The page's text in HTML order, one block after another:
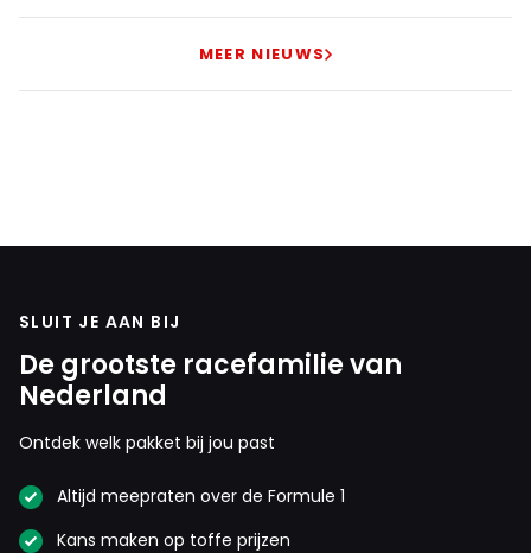
MEER NIEUWS
SLUIT JE AAN BIJ
De grootste racefamilie van
Nederland
Ontdek welk pakket bij jou past
Altijd meepraten over de Formule 1
Kans maken op toffe prijzen